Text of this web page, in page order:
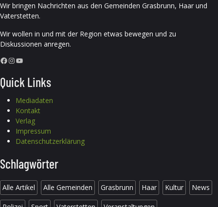
Wir bringen Nachrichten aus den Gemeinden Grasbrunn, Haar und
Vaterstetten.
Wir wollen in und mit der Region etwas bewegen und zu
Diskussionen anregen.
Facebook InstagramYouTube
Quick Links
Mediadaten
Kontakt
Verlag
Impressum
Datenschutzerklärung
Schlagwörter
Alle Artikel Alle Gemeinden Grasbrunn Haar Kultur News